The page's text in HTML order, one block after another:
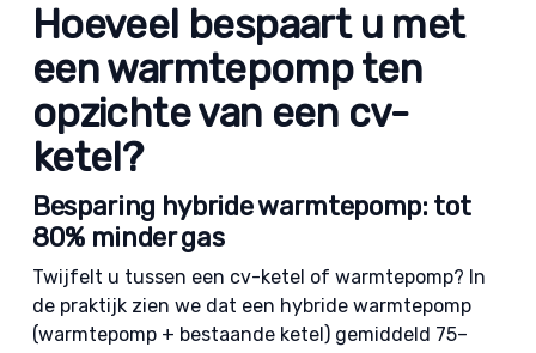
Hoeveel bespaart u met
een warmtepomp ten
opzichte van een cv-
ketel?
Besparing hybride warmtepomp: tot
80% minder gas
Twijfelt u tussen een cv-ketel of warmtepomp? In
de praktijk zien we dat een hybride warmtepomp
(warmtepomp + bestaande ketel) gemiddeld 75–